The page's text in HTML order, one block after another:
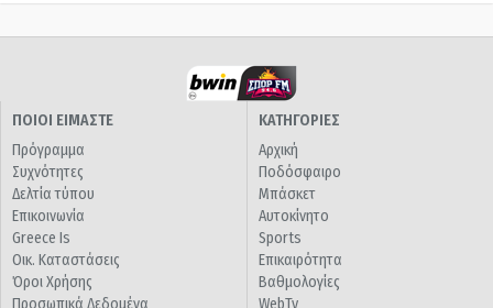
ΠΟΙΟΙ ΕΙΜΑΣΤΕ
Πρόγραμμα
Συχνότητες
Δελτία τύπου
Επικοινωνία
Greece Is
Οικ. Καταστάσεις
Όροι Χρήσης
Προσωπικά Δεδομένα
ΚΑΤΗΓΟΡΙΕΣ
Αρχική
Ποδόσφαιρο
Μπάσκετ
Αυτοκίνητο
Sports
Επικαιρότητα
Βαθμολογίες
WebTv